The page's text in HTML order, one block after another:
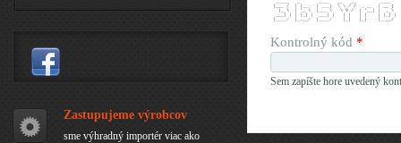
|___ /  | |__   | ___|  \ \ / /  _ __  | __ )
   |_ \  | '_ \  |___ \   \ V /  | '__| |  _ \
  ___) | | |_) |  ___) |   | |   | |    | |_) |
|____/  |_.__/  |____/    |_|   |_|    |____/
Kontrolný kód *
Sem zapíšte hore uvedený
Zastupujeme výrobcov
sme výhradný importér viac ako